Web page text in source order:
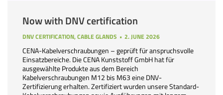
Now with DNV certification
DNV CERTIFICATION,CABLE GLANDS 2. JUNE 2026
CENA-Kabelverschraubungen – geprüft für anspruchsvolle
Einsatzbereiche. Die CENA Kunststoff GmbH hat für
ausgewählte Produkte aus dem Bereich
Kabelverschraubungen M12 bis M63 eine DNV-
Zertifizierung erhalten. Zertifiziert wurden unsere Standard-